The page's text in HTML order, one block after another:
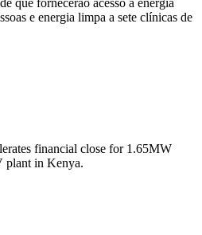
que fornecerão acesso à energia
e energia limpa a sete clínicas de
financial close for 1.65MW
plant in Kenya.